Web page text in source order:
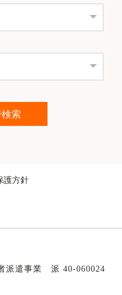
護方針
派遣事業 派 40-060024